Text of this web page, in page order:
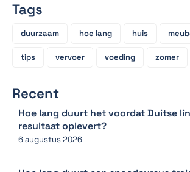
Tags
duurzaam hoe lang huis
tips vervoer voeding zomer
Recent
Hoe lang duurt het voordat Duitse
resultaat oplevert?
6 augustus 2026